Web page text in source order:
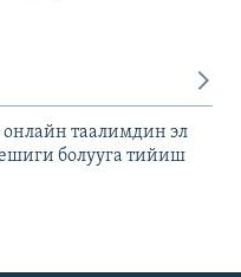
онлайн таалимдин эл
болууга тийиш